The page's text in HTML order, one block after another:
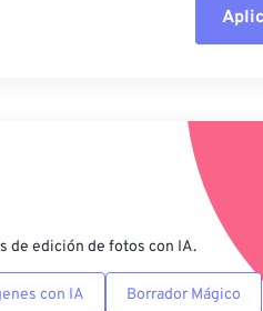
Aplicar desde el
Guardar como
de edición de fotos con IA.
con IA Borrador Mágico